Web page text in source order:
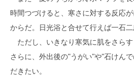
時間つづけると、寒さに対する反応
からだ。日光浴と合せて行えば一石二
ただし、いきなり寒気に肌をさら
さらに、外出後の"うがい"や"石けん
だきたい。